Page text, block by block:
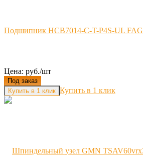
Подшипник HCB7014-C-T-P4S-UL FAG
Цена: руб./шт
Под заказ
Купить в 1 клик